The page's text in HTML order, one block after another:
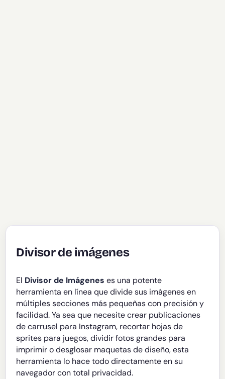
Divisor de imágenes
El Divisor de Imágenes es una potente
herramienta en línea que divide sus imágenes en
múltiples secciones más pequeñas con precisión y
facilidad. Ya sea que necesite crear publicaciones
de carrusel para Instagram, recortar hojas de
sprites para juegos, dividir fotos grandes para
imprimir o desglosar maquetas de diseño, esta
herramienta lo hace todo directamente en su
navegador con total privacidad.